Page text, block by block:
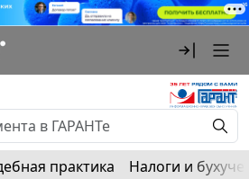
практика Налоги и